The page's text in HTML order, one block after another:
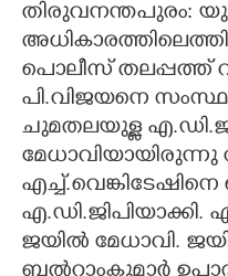
LITERATURE
ZOOM
CONTACT US
തിരുവനന്തപുരം:
പൊലീസ് തലപ്പത്ത്
പി.വിജയനെ
ചുമതലയുള്ള
മേധാവിയായിരുന്നു
ജയിൽ മേധാവി.